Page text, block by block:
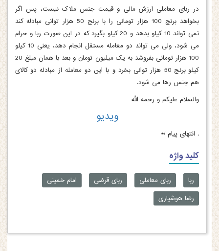
در ربای معاملی ارزش مالی و قیمت جنس ملاک نیست، پس اگر
بخواهد برنچ 100 هزار تومانی را با برنج 50 هزار توانی مبادله کند
نمی تواند 10 کیلو بدهد و 20 کیلو بگیرد که در این صورت ربا و حرام
می شود، ولی می تواند دو معامله مستقل انجام دهد، یعنی 10 کیلو
100 هزار تومانی بفروشد به یک میلیون تومان و بعد با همان مبلغ 20
کیلو برنج 50 هزار توانی بخرد و با این دو معامله از مبادله دو کالای
هم جنس رها می شود.
والسلام علیکم و رحمه الله
ویدیو
. انتهای پیام /*
کلید واژه
ربا ربای معاملی ربای قرضی
امام خمینی
رضا هوشیاری